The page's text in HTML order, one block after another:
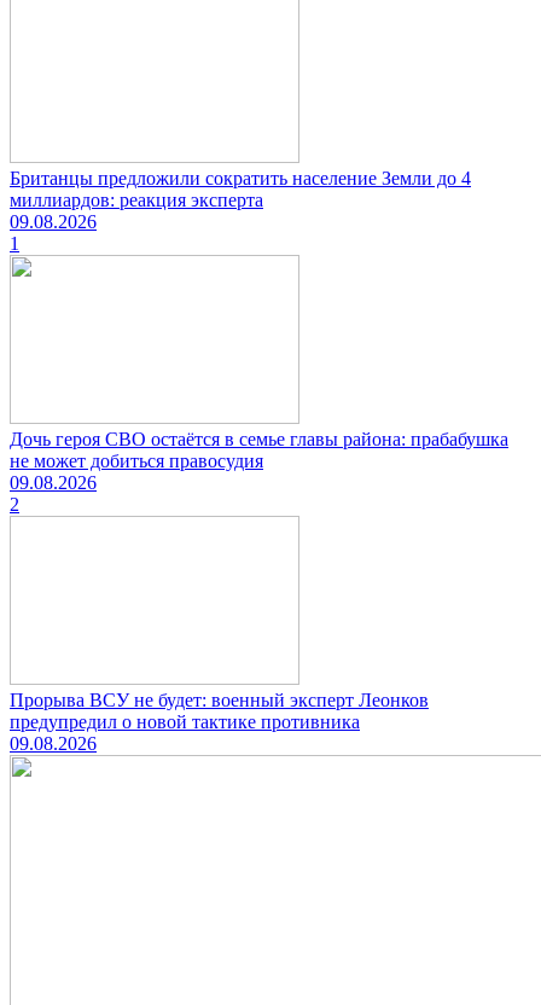
Британцы предложили сократить население Земли до 4
миллиардов: реакция эксперта
09.08.2026
1
Дочь героя СВО остаётся в семье главы района: прабабушка
не может добиться правосудия
09.08.2026
2
Прорыва ВСУ не будет: военный эксперт Леонков
предупредил о новой тактике противника
09.08.2026